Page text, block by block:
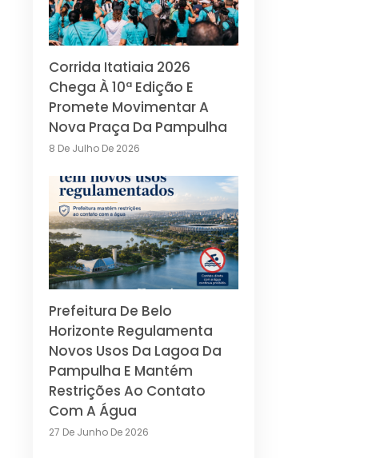
Corrida Itatiaia 2026
Chega À 10ª Edição E
Promete Movimentar A
Nova Praça Da Pampulha
8 De Julho De 2026
Prefeitura De Belo
Horizonte Regulamenta
Novos Usos Da Lagoa Da
Pampulha E Mantém
Restrições Ao Contato
Com A Água
27 De Junho De 2026